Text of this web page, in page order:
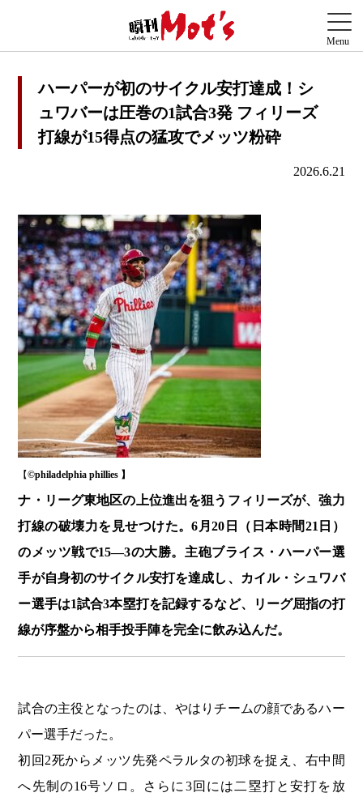
ハーパーが初のサイクル安打達成！シ
ュワバーは圧巻の1試合3発 フィリーズ
打線が15得点の猛攻でメッツ粉砕
2026.6.21
【©️philadelphia phillies 】
ナ・リーグ東地区の上位進出を狙うフィリーズが、強力
打線の破壊力を見せつけた。6月20日（日本時間21日）
のメッツ戦で15―3の大勝。主砲ブライス・ハーパー選
手が自身初のサイクル安打を達成し、カイル・シュワバ
ー選手は1試合3本塁打を記録するなど、リーグ屈指の打
線が序盤から相手投手陣を完全に飲み込んだ。
試合の主役となったのは、やはりチームの顔であるハー
パー選手だった。
初回2死からメッツ先発ペラルタの初球を捉え、右中間
へ先制の16号ソロ。さらに3回には二塁打と安打を放